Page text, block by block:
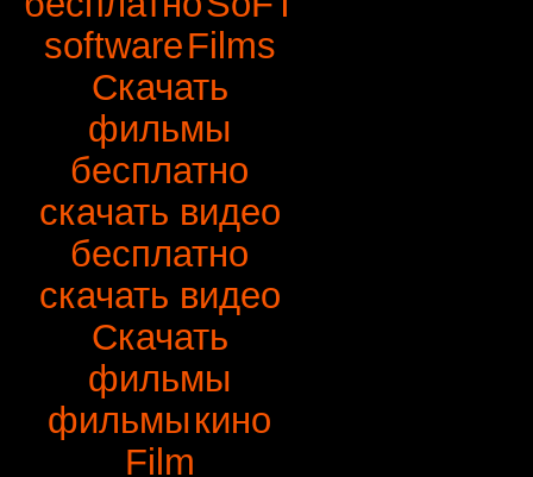
softwareFilms
Скачать
фильмы
бесплатно
скачать видео
бесплатно
скачать видео
Скачать
фильмы
фильмыкино
Film